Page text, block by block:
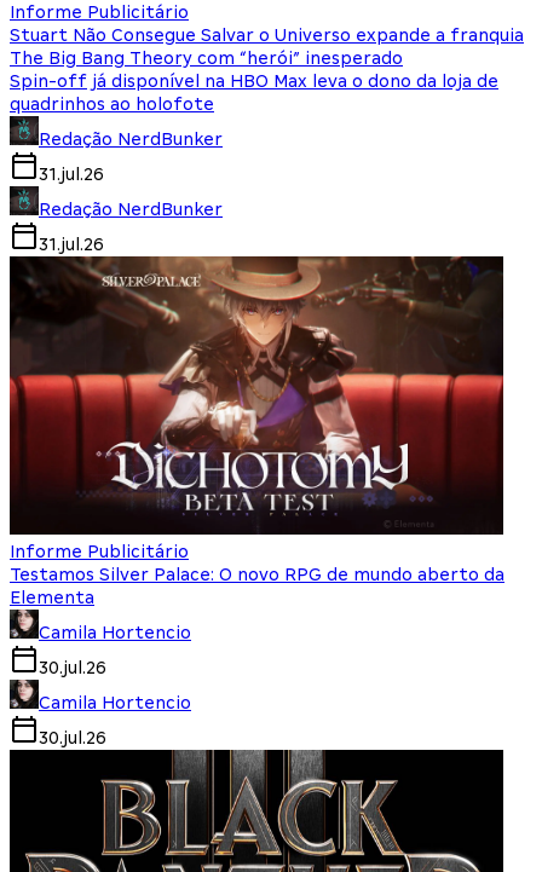
Informe Publicitário
Stuart Não Consegue Salvar o Universo expande a franquia
The Big Bang Theory com “herói” inesperado
Spin-off já disponível na HBO Max leva o dono da loja de
quadrinhos ao holofote
Redação NerdBunker
31.jul.26
Redação NerdBunker
31.jul.26
Informe Publicitário
Testamos Silver Palace: O novo RPG de mundo aberto da
Elementa
Camila Hortencio
30.jul.26
Camila Hortencio
30.jul.26